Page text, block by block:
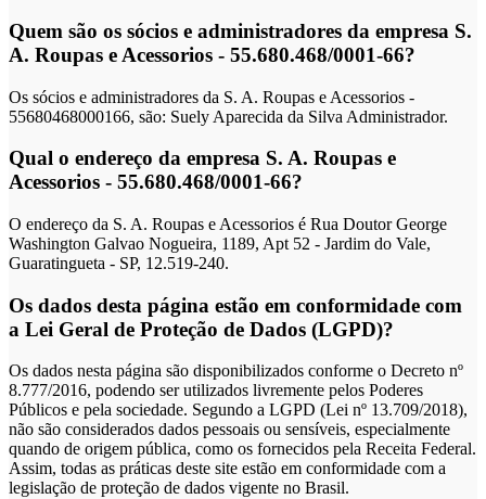
Quem são os sócios e administradores da empresa S.
A. Roupas e Acessorios - 55.680.468/0001-66?
Os sócios e administradores da S. A. Roupas e Acessorios -
55680468000166, são: Suely Aparecida da Silva Administrador.
Qual o endereço da empresa S. A. Roupas e
Acessorios - 55.680.468/0001-66?
O endereço da S. A. Roupas e Acessorios é Rua Doutor George
Washington Galvao Nogueira, 1189, Apt 52 - Jardim do Vale,
Guaratingueta - SP, 12.519-240.
Os dados desta página estão em conformidade com
a Lei Geral de Proteção de Dados (LGPD)?
Os dados nesta página são disponibilizados conforme o Decreto nº
8.777/2016, podendo ser utilizados livremente pelos Poderes
Públicos e pela sociedade. Segundo a LGPD (Lei nº 13.709/2018),
não são considerados dados pessoais ou sensíveis, especialmente
quando de origem pública, como os fornecidos pela Receita Federal.
Assim, todas as práticas deste site estão em conformidade com a
legislação de proteção de dados vigente no Brasil.